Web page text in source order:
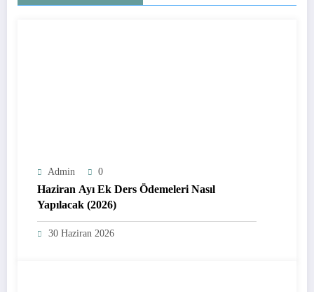
Admin 0
Haziran Ayı Ek Ders Ödemeleri Nasıl
Yapılacak (2026)
30 Haziran 2026